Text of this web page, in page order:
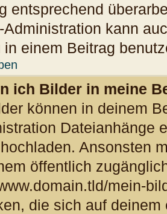
entsprechend
Administration kann
in einem Beitrag
ich Bilder in meine
können in deinem
Dateianhänge
Ansonsten
öffentlich
mein-
die sich auf